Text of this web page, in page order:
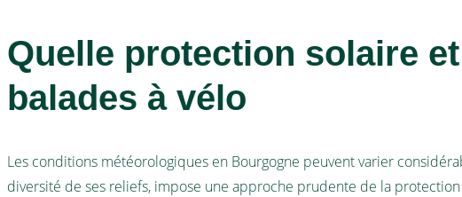
Quelle protection solaire
balades à vélo
Les conditions météorologiques en Bourgogne peuvent varier
diversité de ses reliefs, impose une approche prudente de la